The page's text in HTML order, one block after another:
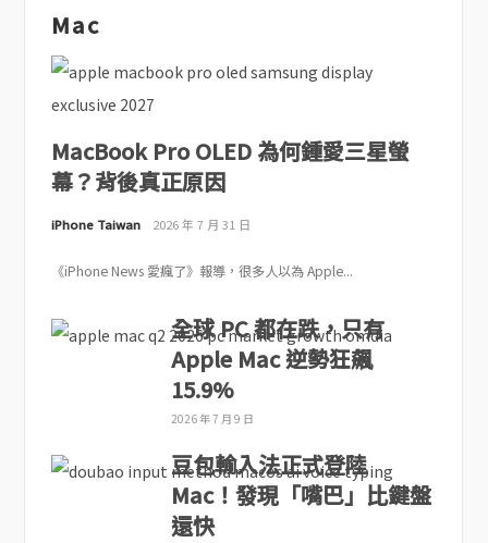
Mac
MacBook Pro OLED 為何鍾愛三星螢
幕？背後真正原因
iPhone Taiwan 2026 年 7 月 31 日
《iPhone News 愛瘋了》報導，很多人以為 Apple...
全球 PC 都在跌，只有
Apple Mac 逆勢狂飆
15.9%
2026 年 7 月 9 日
豆包輸入法正式登陸
Mac！發現「嘴巴」比鍵盤
還快